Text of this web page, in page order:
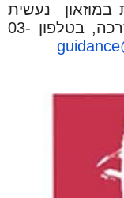
במוזאון נעשית
בתיאום מראש עם מחלקת ההדרכה, בטלפון 03-